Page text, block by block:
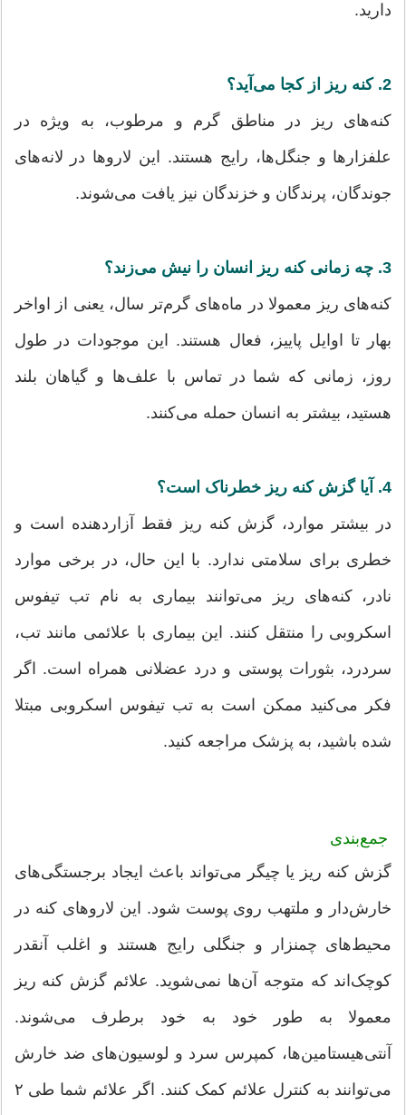
دارید.
2. کنه ریز از کجا می‌آید؟
کنه‌های ریز در مناطق گرم و مرطوب، به ویژه در
علفزارها و جنگل‌ها، رایج هستند. این لاروها در لانه‌های
جوندگان، پرندگان و خزندگان نیز یافت می‌شوند.
3. چه زمانی کنه ریز انسان را نیش می‌زند؟
کنه‌های ریز معمولا در ماه‌های گرم‌تر سال، یعنی از اواخر
بهار تا اوایل پاییز، فعال هستند. این موجودات در طول
روز، زمانی که شما در تماس با علف‌ها و گیاهان بلند
هستید، بیشتر به انسان حمله می‌کنند.
4. آیا گزش کنه ریز خطرناک است؟
در بیشتر موارد، گزش کنه ریز فقط آزاردهنده است و
خطری برای سلامتی ندارد. با این حال، در برخی موارد
نادر، کنه‌های ریز می‌توانند بیماری به نام تب تیفوس
اسکروبی را منتقل کنند. این بیماری با علائمی مانند تب،
سردرد، بثورات پوستی و درد عضلانی همراه است. اگر
فکر می‌کنید ممکن است به تب تیفوس اسکروبی مبتلا
شده باشید، به پزشک مراجعه کنید.
جمع‌بندی
گزش کنه ریز یا چیگر می‌تواند باعث ایجاد برجستگی‌های
خارش‌دار و ملتهب روی پوست شود. این لاروهای کنه در
محیط‌های چمنزار و جنگلی رایج هستند و اغلب آنقدر
کوچک‌اند که متوجه آن‌ها نمی‌شوید. علائم گزش کنه ریز
معمولا به طور خود به خود برطرف می‌شوند.
آنتی‌هیستامین‌ها، کمپرس سرد و لوسیون‌های ضد خارش
می‌توانند به کنترل علائم کمک کنند. اگر علائم شما طی ۲